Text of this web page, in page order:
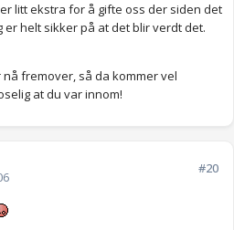
litt ekstra for å gifte oss der siden det
er helt sikker på at det blir verdt det.
fremover, så da kommer vel
at du var innom!
#20